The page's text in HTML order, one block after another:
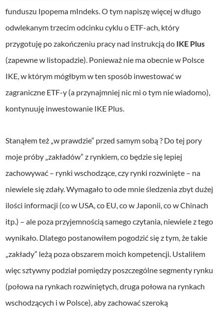
funduszu Ipopema mIndeks. O tym napiszę więcej w długo
odwlekanym trzecim odcinku cyklu o ETF-ach, który
przygotuję po zakończeniu pracy nad instrukcją do IKE Plus
(zapewne w listopadzie). Ponieważ nie ma obecnie w Polsce
IKE, w którym mógłbym w ten sposób inwestować w
zagraniczne ETF-y (a przynajmniej nic mi o tym nie wiadomo),
kontynuuję inwestowanie IKE Plus.
Stanąłem też „w prawdzie” przed samym sobą ? Do tej pory
moje próby „zakładów” z rynkiem, co będzie się lepiej
zachowywać – rynki wschodzące, czy rynki rozwinięte – na
niewiele się zdały. Wymagało to ode mnie śledzenia zbyt dużej
ilości informacji (co w USA, co EU, co w Japonii, co w Chinach
itp.) – ale poza przyjemnością samego czytania, niewiele z tego
wynikało. Dlatego postanowiłem pogodzić się z tym, że takie
„zakłady” leżą poza obszarem moich kompetencji. Ustaliłem
więc sztywny podział pomiędzy poszczególne segmenty rynku
(połowa na rynkach rozwiniętych, druga połowa na rynkach
wschodzących i w Polsce), aby zachować szeroką